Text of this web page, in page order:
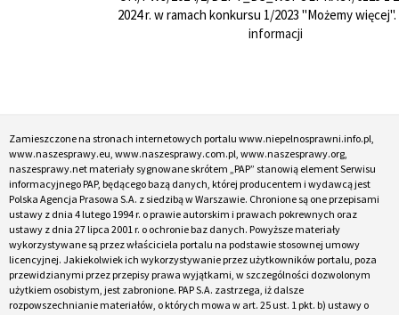
2024 r. w ramach konkursu 1/2023 "Możemy więcej".
informacji
Zamieszczone na stronach internetowych portalu www.niepelnosprawni.info.pl,
www.naszesprawy.eu, www.naszesprawy.com.pl, www.naszesprawy.org,
naszesprawy.net materiały sygnowane skrótem „PAP” stanowią element Serwisu
informacyjnego PAP, będącego bazą danych, której producentem i wydawcą jest
Polska Agencja Prasowa S.A. z siedzibą w Warszawie. Chronione są one przepisami
ustawy z dnia 4 lutego 1994 r. o prawie autorskim i prawach pokrewnych oraz
ustawy z dnia 27 lipca 2001 r. o ochronie baz danych. Powyższe materiały
wykorzystywane są przez właściciela portalu na podstawie stosownej umowy
licencyjnej. Jakiekolwiek ich wykorzystywanie przez użytkowników portalu, poza
przewidzianymi przez przepisy prawa wyjątkami, w szczególności dozwolonym
użytkiem osobistym, jest zabronione. PAP S.A. zastrzega, iż dalsze
rozpowszechnianie materiałów, o których mowa w art. 25 ust. 1 pkt. b) ustawy o